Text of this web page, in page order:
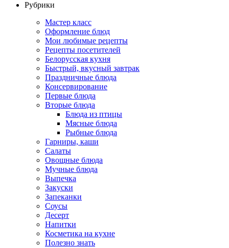
Рубрики
Мастер класс
Оформление блюд
Мои любимые рецепты
Рецепты посетителей
Белорусская кухня
Быстрый, вкусный завтрак
Праздничные блюда
Консервирование
Первые блюда
Вторые блюда
Блюда из птицы
Мясные блюда
Рыбные блюда
Гарниры, каши
Салаты
Овощные блюда
Мучные блюда
Выпечка
Закуски
Запеканки
Соусы
Десерт
Напитки
Косметика на кухне
Полезно знать